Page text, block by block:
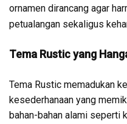
ornamen dirancang agar
petualangan sekaligus
Tema Rustic yang
Tema Rustic memadukan
kesederhanaan yang
bahan-bahan alami seperti